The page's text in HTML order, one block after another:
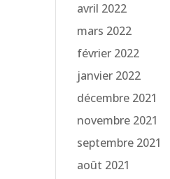
avril 2022
mars 2022
février 2022
janvier 2022
décembre 2021
novembre 2021
septembre 2021
août 2021